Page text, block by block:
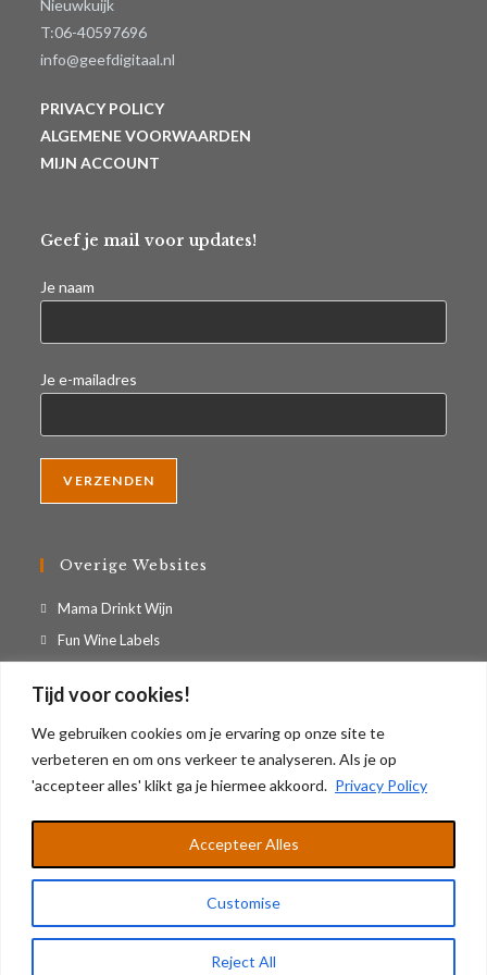
Tijd voor cookies!
We gebruiken cookies om je ervaring op onze site te
verbeteren en om ons verkeer te analyseren. Als je op
'accepteer alles' klikt ga je hiermee akkoord. Privacy Policy
Customise
Reject All
Accepteer Alles
Nieuwkuijk
T:06-40597696
info@geefdigitaal.nl
PRIVACY POLICY
ALGEMENE VOORWAARDEN
MIJN ACCOUNT
Geef je mail voor updates!
Je naam
Je e-mailadres
Overige Websites
Mama Drinkt Wijn
een
nieuwe
Fun Wine LabelsOpent
in
een
een
nieuwe
tab
KvK: 17221788 / BTW: NL819136980B01
© Copyright - Geefdigitaal.nl